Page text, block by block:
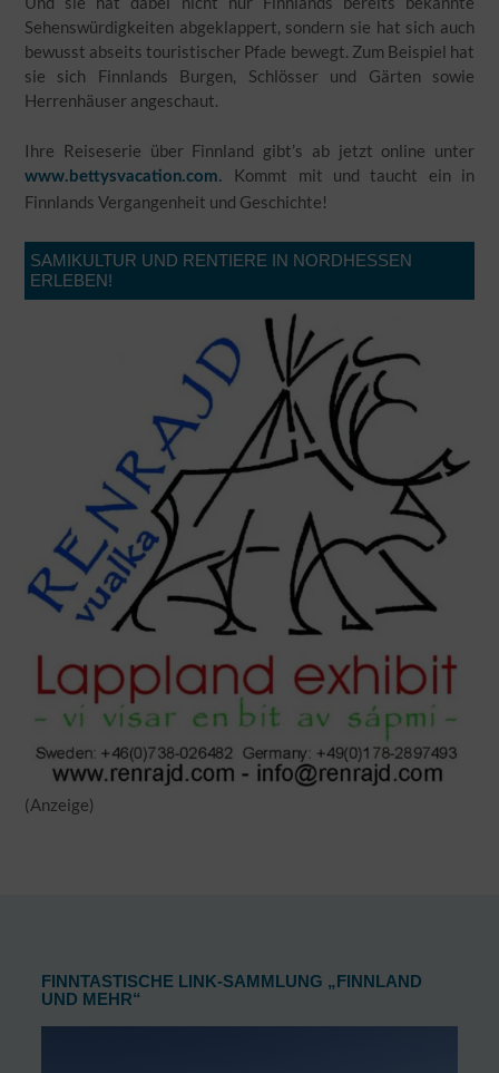
Sehenswürdigkeiten abgeklappert, sondern sie hat sich auch
bewusst abseits touristischer Pfade bewegt. Zum Beispiel hat
sie sich Finnlands Burgen, Schlösser und Gärten sowie
Herrenhäuser angeschaut.
Ihre Reiseserie über Finnland gibt’s ab jetzt online unter
www.bettysvacation.com. Kommt mit und taucht ein in
Finnlands Vergangenheit und Geschichte!
SAMIKULTUR UND RENTIERE IN NORDHESSEN
ERLEBEN!
(Anzeige)
FINNTASTISCHE LINK-SAMMLUNG „FINNLAND
UND MEHR“